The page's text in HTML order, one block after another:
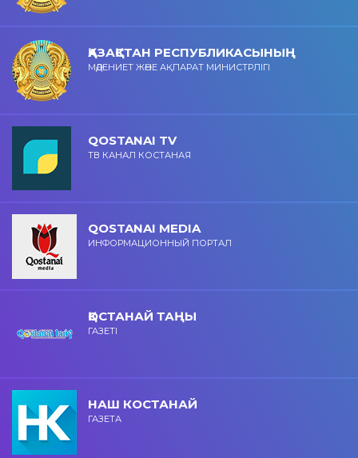
ҚАЗАҚСТАН РЕСПУБЛИКАСЫНЫҢ
МӘДЕНИЕТ ЖӘНЕ АҚПАРАТ МИНИСТРЛІГІ
QOSTANAI TV
ТВ КАНАЛ КОСТАНАЯ
QOSTANAI MEDIA
ИНФОРМАЦИОННЫЙ ПОРТАЛ
ҚОСТАНАЙ ТАҢЫ
ГАЗЕТІ
НАШ КОСТАНАЙ
ГАЗЕТА